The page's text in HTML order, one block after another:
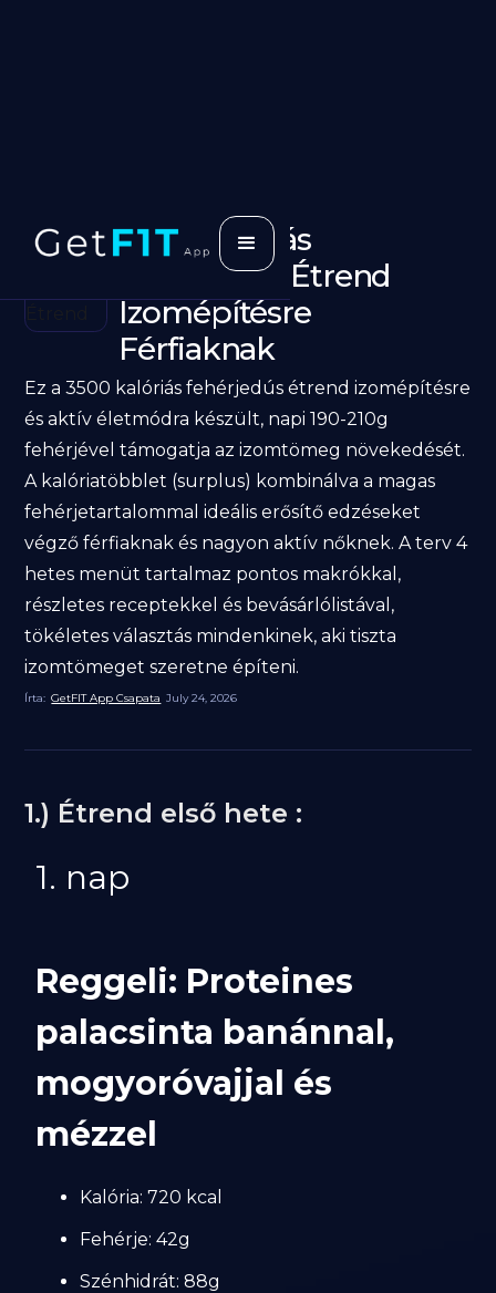
3500 Kalóriás
Fehérjedús Étrend
Izomépítésre
Férfiaknak
Ez a 3500 kalóriás fehérjedús étrend izomépítésre
és aktív életmódra készült, napi 190-210g
fehérjével támogatja az izomtömeg növekedését.
A kalóriatöbblet (surplus) kombinálva a magas
fehérjetartalommal ideális erősítő edzéseket
végző férfiaknak és nagyon aktív nőknek. A terv 4
hetes menüt tartalmaz pontos makrókkal,
részletes receptekkel és bevásárlólistával,
tökéletes választás mindenkinek, aki tiszta
izomtömeget szeretne építeni.
Írta: GetFIT App Csapata July 24, 2026
1.) Étrend első hete :
1. nap
Reggeli: Proteines
palacsinta banánnal,
mogyoróvajjal és
mézzel
Kalória: 720 kcal
Fehérje: 42g
Szénhidrát: 88g